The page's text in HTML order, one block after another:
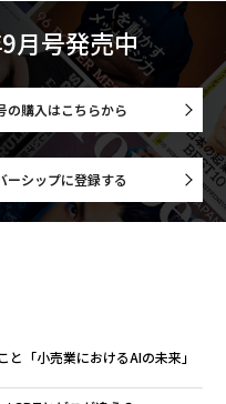
月号発売中
の購入はこちらから
ーシップに登録する
「小売業におけるAIの未来」